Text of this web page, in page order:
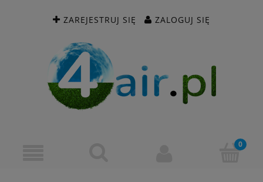
ZAREJESTRUJ SIĘ ZALOGUJ SIĘ